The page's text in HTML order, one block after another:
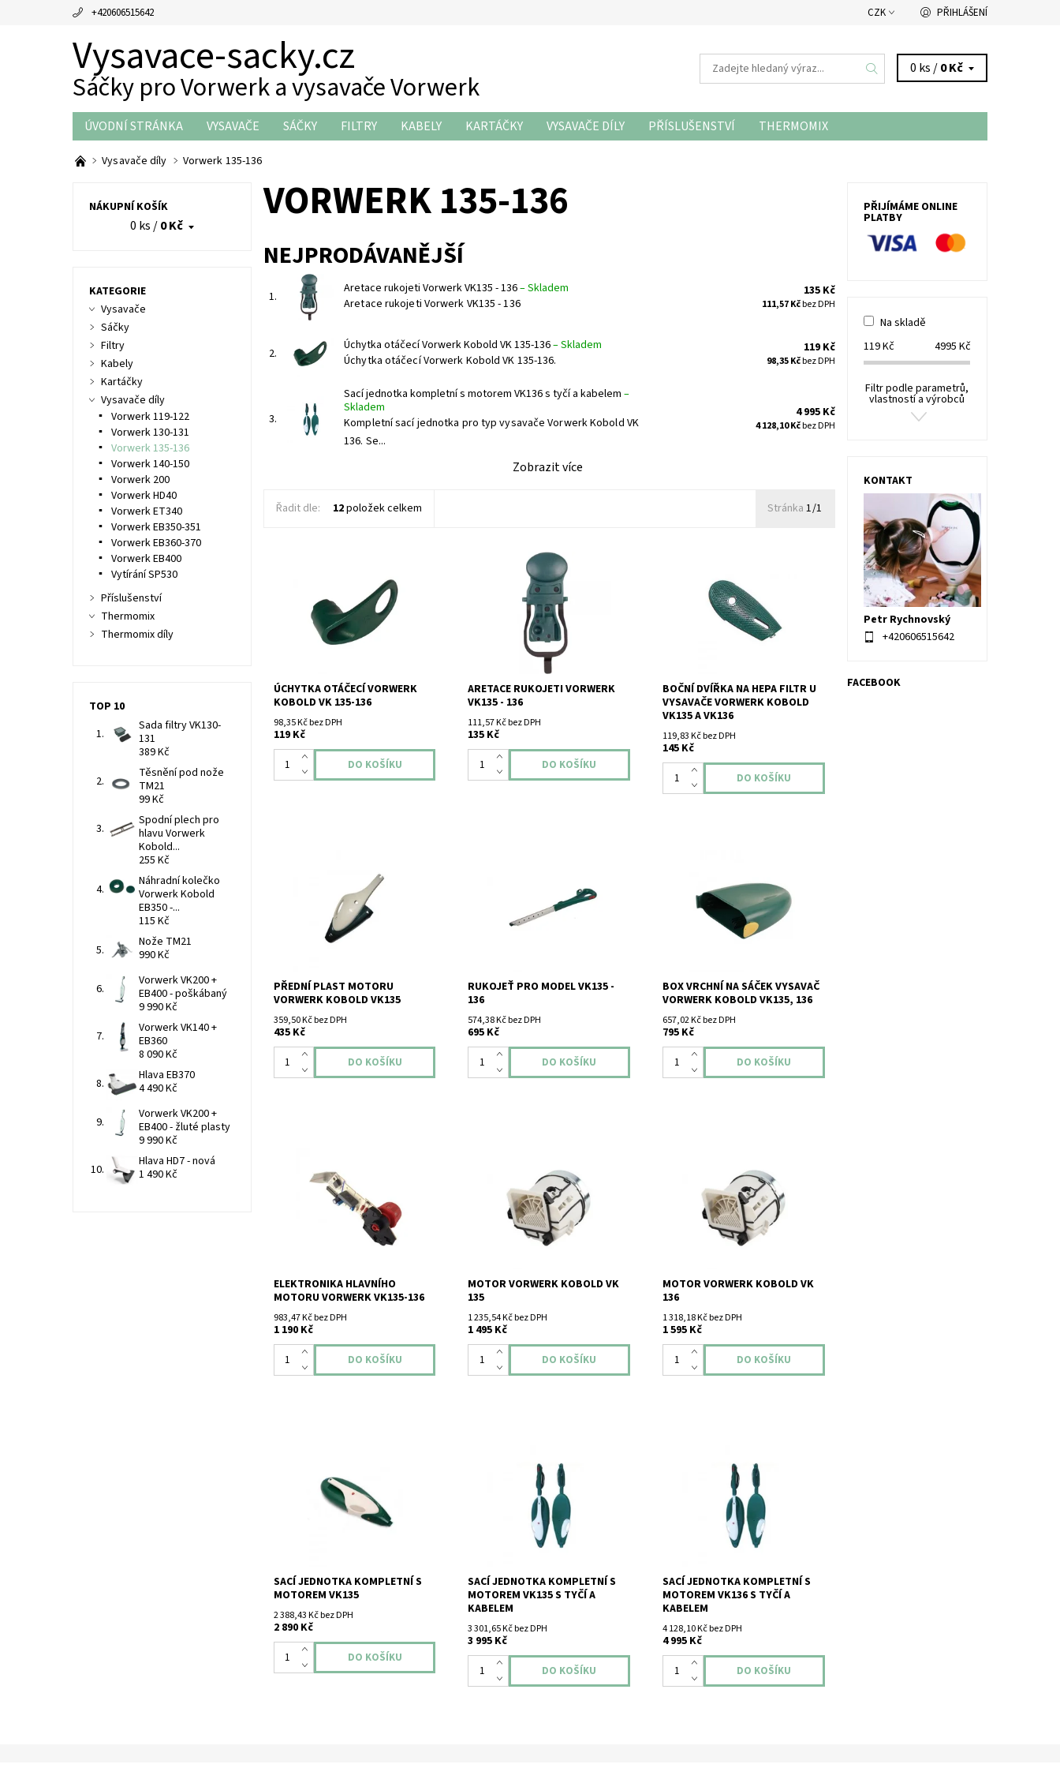
+420606515642 CZK PŘIHLÁŠENÍ
Vysavace-sacky.cz
Sáčky pro Vorwerk a vysavače Vorwerk
0 ks /0 Kč
ÚVODNÍ STRÁNKA VYSAVAČE SÁČKY FILTRY KABELY KARTÁČKY VYSAVAČE DÍLY PŘÍSLUŠENSTVÍ
THERMOMIX
THERMOMIX DÍLY
OBCHODNÍ PODMÍNKY
Vysavače díly Vorwerk 135-136
VORWERK 135-136
NEJPRODÁVANĚJŠÍ
1.
Aretace rukojeti Vorwerk VK135 - 136–Skladem
Aretace rukojeti Vorwerk VK135 - 136
135 Kč
111,57 Kčbez DPH
2.
Úchytka otáčecí Vorwerk Kobold VK 135-136–Skladem
Úchytka otáčecí Vorwerk Kobold VK 135-136.
119 Kč
98,35 Kčbez DPH
3.
Sací jednotka kompletní s motorem VK136 s tyčí a kabelem–
Skladem
Kompletní sací jednotka pro typ vysavače Vorwerk Kobold VK
136. Se...
4 995 Kč
4 128,10 Kčbez DPH
Zobrazit více
Řadit dle: 12položek celkem Stránka 1/1
Úchytka otáčecí Vorwerk Kobold
ÚCHYTKA OTÁČECÍ VORWERK
KOBOLD VK 135-136
98,35 Kč bez DPH
119 Kč
Aretace rukojeti Vorwerk VK135 -
ARETACE RUKOJETI VORWERK
VK135 - 136
111,57 Kč bez DPH
135 Kč
Boční dvířka na hepa filtr u
vysavače Vorwerk Kobold VK135 a
VK136 - použitá.
BOČNÍ DVÍŘKA NA HEPA FILTR U
VYSAVAČE VORWERK KOBOLD
VK135 A VK136
119,83 Kč bez DPH
145 Kč
Přední plast motoru Vorwerk
PŘEDNÍ PLAST MOTORU
VORWERK KOBOLD VK135
359,50 Kč bez DPH
435 Kč
RUKOJEŤ PRO MODEL VK135 -
136
574,38 Kč bez DPH
695 Kč
Vorwerk Kobold VK135, 136.
BOX VRCHNÍ NA SÁČEK VYSAVAČ
VORWERK KOBOLD VK135, 136
657,02 Kč bez DPH
795 Kč
Elektronika hlavního motoru
Vorwerk VK135-136
ELEKTRONIKA HLAVNÍHO
MOTORU VORWERK VK135-136
983,47 Kč bez DPH
1 190 Kč
Motor Vorwerk Kobold VK 135
nový náhrada!
MOTOR VORWERK KOBOLD VK
135
1 235,54 Kč bez DPH
1 495 Kč
Motor Vorwerk Kobold VK 136
nový náhrada!
MOTOR VORWERK KOBOLD VK
136
1 318,18 Kč bez DPH
1 595 Kč
motorem VK135. Záruka 12měs.
Bez tyče.
SACÍ JEDNOTKA KOMPLETNÍ S
MOTOREM VK135
2 388,43 Kč bez DPH
2 890 Kč
Kompletní sací jednotka pro typ
vysavače Vorwerk Kobold VK 135.
Se zárukou 12 měsíců.
SACÍ JEDNOTKA KOMPLETNÍ S
MOTOREM VK135 S TYČÍ A
KABELEM
3 301,65 Kč bez DPH
3 995 Kč
Kompletní sací jednotka pro typ
vysavače Vorwerk Kobold VK 136.
Se zárukou 12 měsíců.
SACÍ JEDNOTKA KOMPLETNÍ S
MOTOREM VK136 S TYČÍ A
KABELEM
4 128,10 Kč bez DPH
4 995 Kč
NÁKUPNÍ KOŠÍK
0 ks /0 Kč
KATEGORIE
Vysavače
Sáčky
Filtry
Kabely
Kartáčky
Vysavače díly
Vorwerk 119-122
Vorwerk 130-131
Vorwerk 135-136
Vorwerk 140-150
Vorwerk 200
Vorwerk HD40
Vorwerk ET340
Vorwerk EB350-351
Vorwerk EB360-370
Vorwerk EB400
Vytírání SP530
Příslušenství
Thermomix
Thermomix díly
TOP 10
Sada filtry VK130-
131
389 Kč
Těsnění pod nože
TM21
99 Kč
Spodní plech pro
hlavu Vorwerk
Kobold...
255 Kč
Náhradní kolečko
Vorwerk Kobold
EB350 -...
115 Kč
Nože TM21
990 Kč
Vorwerk VK200 +
EB400 - poškábaný
9 990 Kč
Vorwerk VK140 +
EB360
8 090 Kč
Hlava EB370
4 490 Kč
Vorwerk VK200 +
EB400 - žluté plasty
9 990 Kč
Hlava HD7 - nová
1 490 Kč
PŘIJÍMÁME ONLINE
PLATBY
Na skladě
119Kč 4995 Kč
Filtr podle parametrů,
vlastností a výrobců
KONTAKT
Petr Rychnovský
+420606515642
FACEBOOK